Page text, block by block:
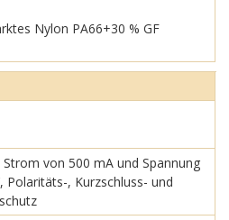
Nylon PA66+30 % GF
von 500 mA und Spannung
Polaritäts-, Kurzschluss- und